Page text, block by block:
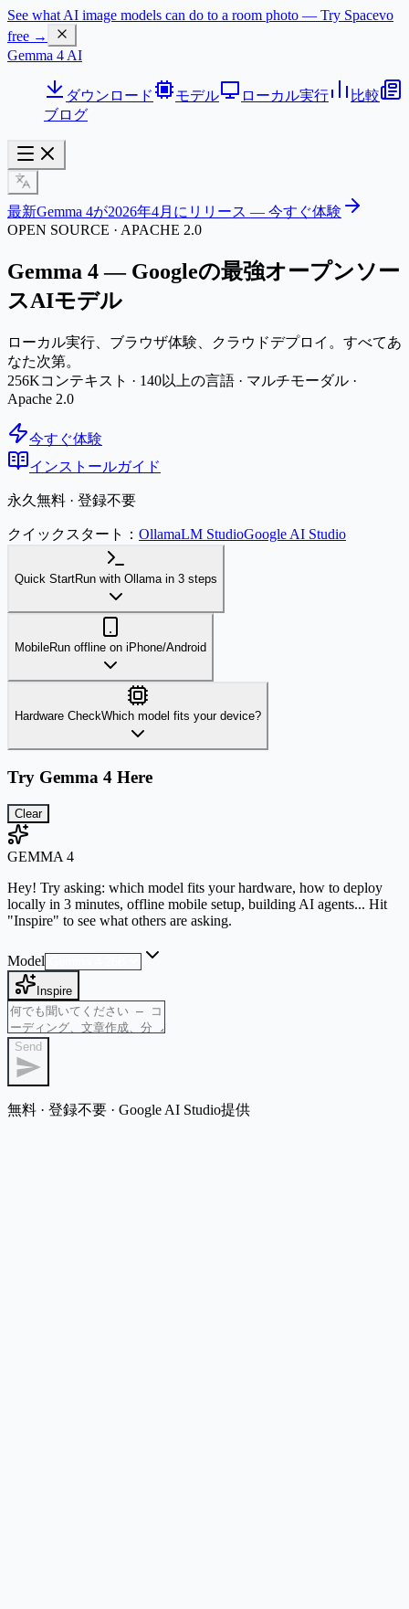
See what AI image models can do to a room photo — Try Spacevo
free →
Gemma 4 AI
ダウンロード モデル ローカル実行
比較
ブログ
最新Gemma 4が2026年4月にリリース — 今すぐ体験
OPEN SOURCE · APACHE 2.0
Gemma 4 — Googleの最強オープンソー
スAIモデル
ローカル実行、ブラウザ体験、クラウドデプロイ。すべてあ
なた次第。
256Kコンテキスト · 140以上の言語 · マルチモーダル ·
Apache 2.0
今すぐ体験
インストールガイド
永久無料 · 登録不要
クイックスタート： OllamaLM StudioGoogle AI Studio
Quick StartRun with Ollama in 3 steps
MobileRun offline on iPhone/Android
Hardware CheckWhich model fits your device?
Try Gemma 4 Here
Clear
GEMMA 4
Hey! Try asking: which model fits your hardware, how to deploy
locally in 3 minutes, offline mobile setup, building AI agents... Hit
"Inspire" to see what others are asking.
Model
Inspire
Send
無料 · 登録不要 · Google AI Studio提供